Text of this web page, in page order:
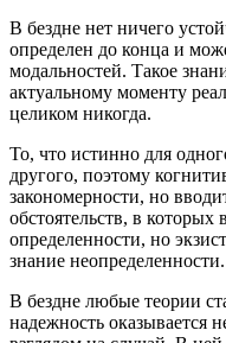
В бездне нет ничего
определен до конца и
модальностей. Такое
актуальному моменту
целиком никогда.
То, что истинно для
другого, поэтому
закономерности, но
обстоятельств, в которых
определенности, но
знание неопределенности.
В бездне любые теории
надежность оказывается